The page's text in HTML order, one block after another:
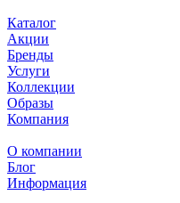
Каталог
Акции
Бренды
Услуги
Коллекции
Образы
Компания
О компании
Блог
Информация